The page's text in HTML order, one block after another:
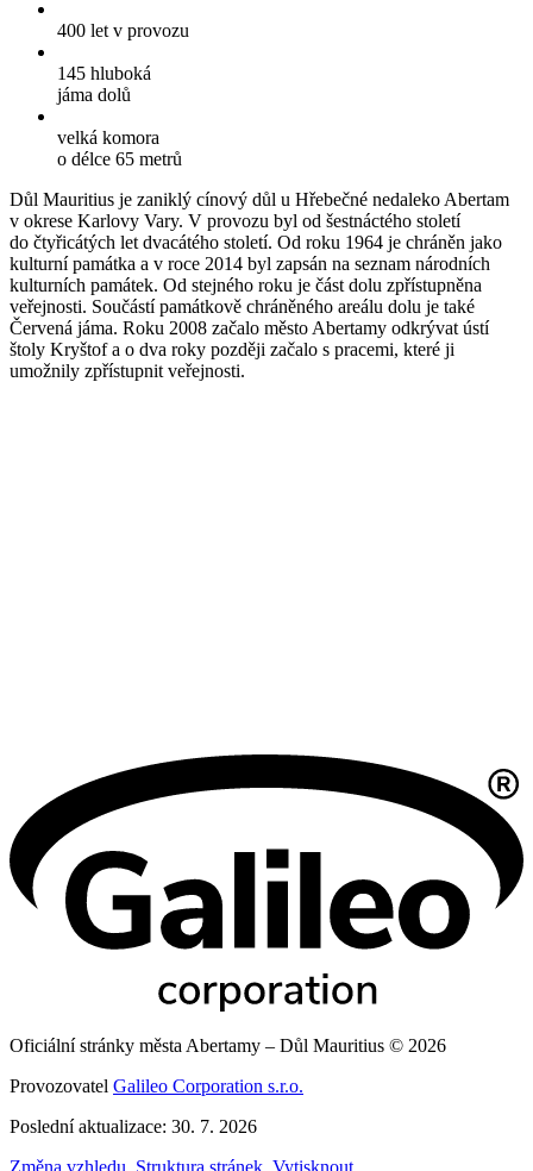
400 let v provozu
145 hluboká
jáma dolů
velká komora
o délce 65 metrů
Důl Mauritius je zaniklý cínový důl u Hřebečné nedaleko Abertam
v okrese Karlovy Vary. V provozu byl od šestnáctého století
do čtyřicátých let dvacátého století. Od roku 1964 je chráněn jako
kulturní památka a v roce 2014 byl zapsán na seznam národních
kulturních památek. Od stejného roku je část dolu zpřístupněna
veřejnosti. Součástí památkově chráněného areálu dolu je také
Červená jáma. Roku 2008 začalo město Abertamy odkrývat ústí
štoly Kryštof a o dva roky později začalo s pracemi, které ji
umožnily zpřístupnit veřejnosti.
Oficiální stránky města Abertamy – Důl Mauritius © 2026
Provozovatel Galileo Corporation s.r.o.
Poslední aktualizace: 30. 7. 2026
Změna vzhledu Struktura stránek Vytisknout